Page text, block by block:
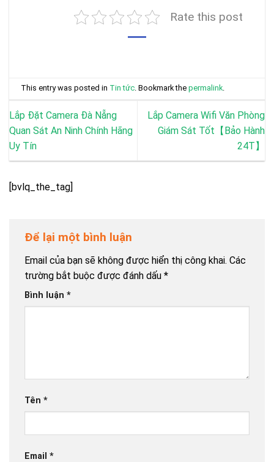
Rate this post
This entry was posted in Tin tức. Bookmark thepermalink.
Lắp Đặt Camera Đà Nẵng
Quan Sát An Ninh Chính Hãng
Uy Tín
Lắp Camera Wifi Văn Phòng
Giám Sát Tốt【Bảo Hành
24T】
[bvlq_the_tag]
Để lại một bình luận
Email của bạn sẽ không được hiển thị công khai. Các
trường bắt buộc được đánh dấu *
Bình luận *
Tên *
Email *